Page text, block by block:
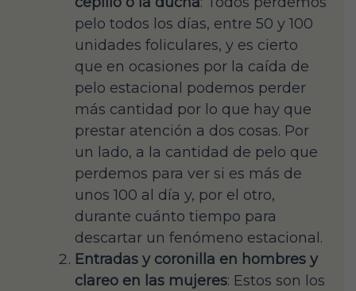
pelo todos los días, entre 50 y 100
unidades foliculares, y es cierto
que en ocasiones por la caída de
pelo estacional podemos perder
más cantidad por lo que hay que
prestar atención a dos cosas. Por
un lado, a la cantidad de pelo que
perdemos para ver si es más de
unos 100 al día y, por el otro,
durante cuánto tiempo para
descartar un fenómeno estacional.
Entradas y coronilla en hombres y
clareo en las mujeres: Estos son los